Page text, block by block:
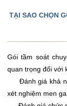
TẠI SAO CHỌN
Gói tầm soát
quan trọng đối với
Đánh giá khả
xét nghiệm men